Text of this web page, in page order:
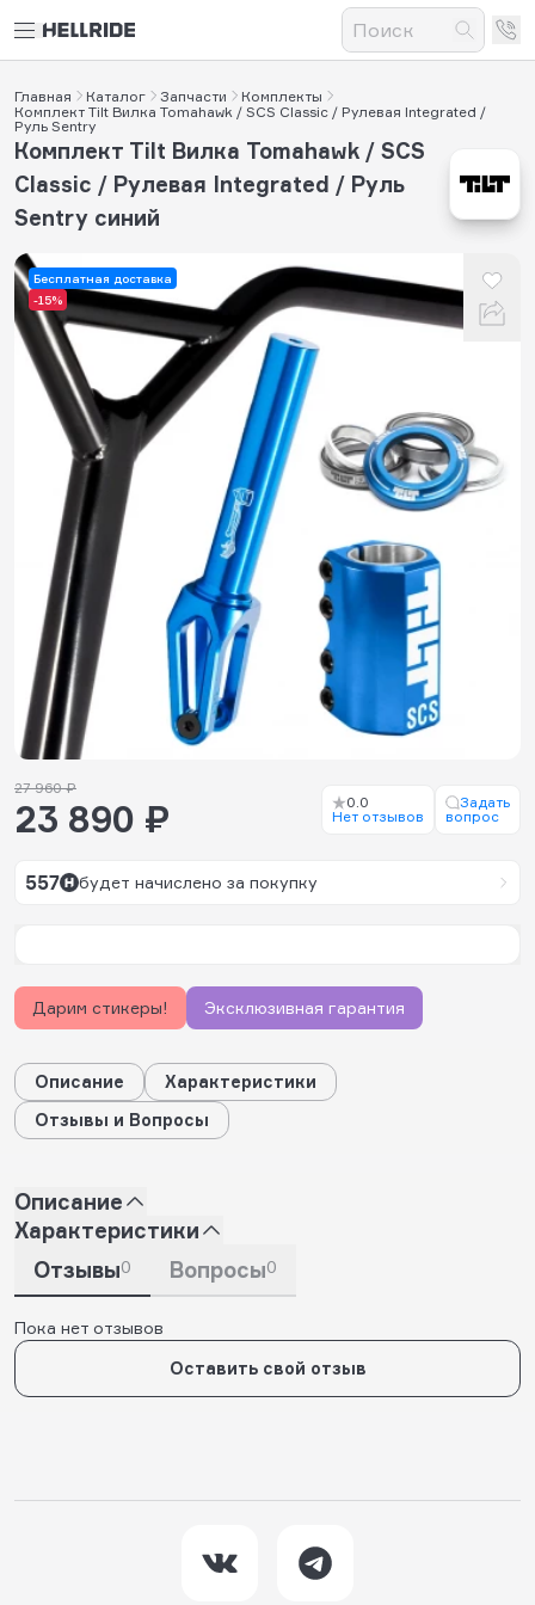
Главная Каталог Запчасти
Комплекты
Комплект Tilt Вилка Tomahawk / SCS Classic / Рулевая Integrated /
Руль Sentry
Бесплатная доставка
-15%
Комплект Tilt Вилка Tomahawk / SCS
Classic / Рулевая Integrated / Руль
Sentry синий
27 960 ₽
23 890 ₽
0.0
Нет отзывов
Задать
вопрос
557 будет начислено за покупку
Дарим стикеры! Эксклюзивная гарантия
Описание
Характеристики
Отзывы и Вопросы
Описание
Характеристики
Отзывы0 Вопросы0
Пока нет отзывов
Оставить свой отзыв